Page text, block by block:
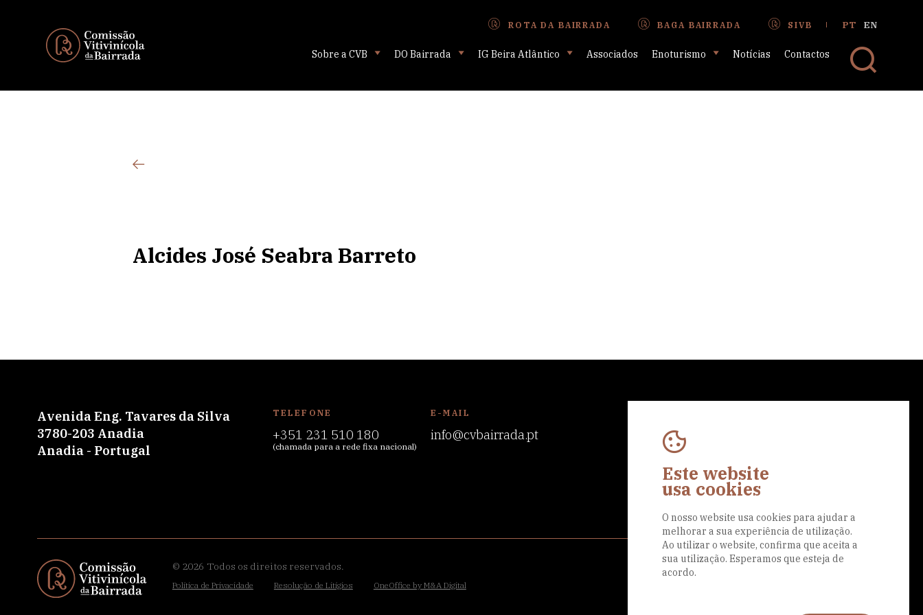
ROTA DA BAIRRADA BAGA BAIRRADA SIVB PT EN
Sobre a CVB DO Bairrada IG Beira Atlântico Associados Enoturismo Notícias Contactos
Alcides José Seabra Barreto
Avenida Eng. Tavares da Silva
3780-203 Anadia
Anadia - Portugal
TELEFONE
+351 231 510 180
(chamada para a rede fixa nacional)
E-MAIL
info@cvbairrada.pt
Eu aceito aPolítica de Privacidade
© 2026 Todos os direitos reservados.
Política de Privacidade Resolução de Litígios OneOffice by M&A Digital
Siga-nos nas
Este website
usa cookies
O nosso website usa cookies para ajudar a
melhorar a sua experiência de utilização.
Ao utilizar o website, confirma que aceita a
sua utilização. Esperamos que esteja de
acordo.